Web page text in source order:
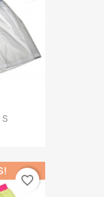
favorite_border